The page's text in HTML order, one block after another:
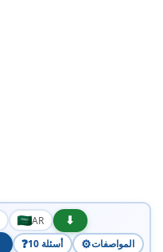
AR
⬇
❓ 10 أسئلة ⚙️المواصفات